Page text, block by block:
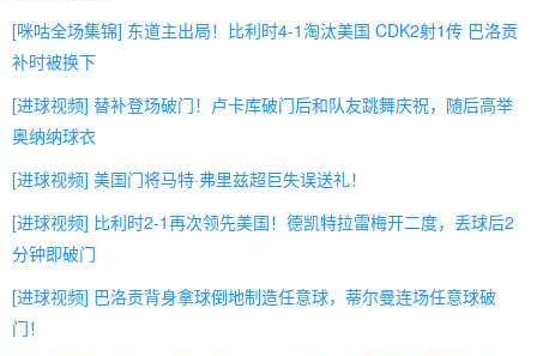
[咪咕全场集锦] 东道主出局！比利时4-1淘汰美国 CDK2射1传 巴洛贡
补时被换下
[进球视频] 替补登场破门！卢卡库破门后和队友跳舞庆祝，随后高举
奥纳纳球衣
[进球视频] 美国门将马特·弗里兹超巨失误送礼！
[进球视频] 比利时2-1再次领先美国！德凯特拉雷梅开二度，丢球后2
分钟即破门
[进球视频] 巴洛贡背身拿球倒地制造任意球，蒂尔曼连场任意球破
门！